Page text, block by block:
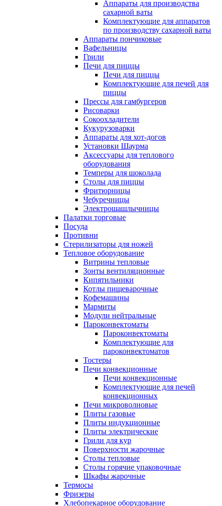
Аппараты для производства
сахарной ваты
Комплектующие для аппаратов
по производству сахарной ваты
Аппараты пончиковые
Вафельницы
Грили
Печи для пиццы
Печи для пиццы
Комплектующие для печей для
пиццы
Прессы для гамбургеров
Рисоварки
Сокоохладители
Кукурузоварки
Аппараты для хот-догов
Установки Шаурма
Аксессуары для теплового
оборудования
Темперы для шоколада
Столы для пиццы
Фритюрницы
Чебуречницы
Электрошашлычницы
Палатки торговые
Посуда
Противни
Стерилизаторы для ножей
Тепловое оборудование
Витрины тепловые
Зонты вентиляционные
Кипятильники
Котлы пищеварочные
Кофемашины
Мармиты
Модули нейтральные
Пароконвектоматы
Пароконвектоматы
Комплектующие для
пароконвектоматов
Тостеры
Печи конвекционные
Печи конвекционные
Комплектующие для печей
конвекционных
Печи микроволновые
Плиты газовые
Плиты индукционные
Плиты электрические
Грили для кур
Поверхности жарочные
Столы тепловые
Столы горячие упаковочные
Шкафы жарочные
Термосы
Фризеры
Хлебопекарное оборудование